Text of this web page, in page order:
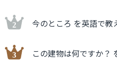
今のところ を英語で教
この建物は何ですか？